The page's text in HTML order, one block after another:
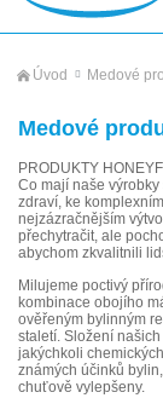
Úvod Medové
Medové
PRODUKTY
Co mají naše
zdraví, ke
nejzázračnějším
přechytračit, ale
abychom zkvalitnili
Milujeme poctivý
kombinace obojího
ověřeným bylinným
staletí. Složení
jakýchkoli
známých účinků
chuťově vylepšeny.